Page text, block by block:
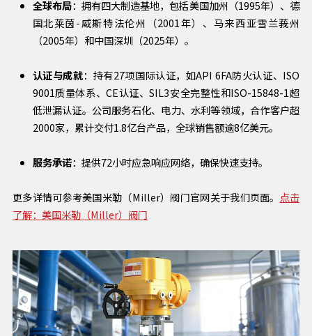
全球布局：拥有四大制造基地，包括美国加州（1995年）、德
国北莱茵-威斯特法伦州（2001年）、马来西亚雪兰莪州
（2005年）和中国深圳（2025年）。
认证与成就：持有27项国际认证，如API 6FA防火认证、ISO
9001质量体系、CE认证、SIL3安全完整性和ISO-15848-1超
低泄漏认证。公司服务石化、电力、水利等领域，合作客户超
2000家，累计交付1.8亿台产品，全球销售额逾8亿美元。
服务承诺：提供72小时应急响应网络，确保快速支持。
更多详情可参考美国米勒（Miller）阀门官网关于我们页面。 点击
了解：美国米勒（Miller）阀门